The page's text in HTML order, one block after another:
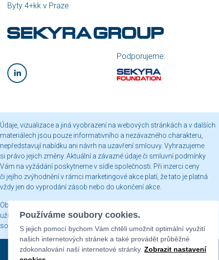
Byty 4+kk v Praze
Podporujeme:
Údaje, vizualizace a jiná vyobrazení na webových stránkách a v dalších
materiálech jsou pouze informativního a nezávazného charakteru,
nepředstavují nabídku ani návrh na uzavření smlouvy. Vyhrazujeme
si právo jejich změny. Aktuální a závazné údaje či smluvní podmínky
Vám na vyžádání poskytneme v sídle společnosti. Při inzerci ceny
či jejího zvýhodnění v rámci marketingové akce platí, že tato je platná
vždy jen do vyprodání zásob nebo do ukončení akce.
Obsah webových stránek je chráněn autorským právem a jakékoli jeho
užití včetně publikování nebo jiného šíření je bez našeho písemného
souhlasu zakázáno.
Sekyra Group © 2026
Používáme soubory cookies.
S jejich pomocí bychom Vám chtěli umožnit optimální využití
našich internetových stránek a také provádět průběžné
zdokonalování naší internetové stránky. Zobrazit nastavení